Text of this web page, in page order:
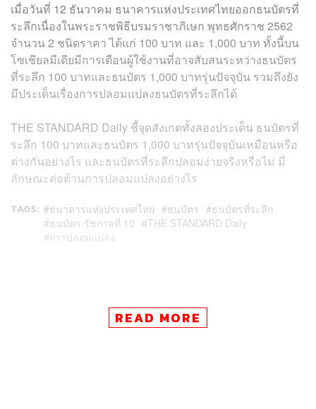
เมื่อวันที่ 12 ธันวาคม ธนาคารแห่งประเทศไทยออกธนบัตรที่
ระลึกเนื่องในพระราชพิธีบรมราชาภิเษก พุทธศักราช 2562
จำนวน 2 ชนิดราคา ได้แก่ 100 บาท และ 1,000 บาท ทั้งนี้บน
โซเชียลมีเดียมีการเตือนผู้ใช้งานที่อาจสับสนระหว่างธนบัตร
ที่ระลึก 100 บาทและธนบัตร 1,000 บาทรุ่นปัจจุบัน รวมถึงยัง
มีประเด็นเรื่องการปลอมแปลงธนบัตรที่ระลึกได้
THE STANDARD Daily ชี้จุดสังเกตทั้งสองประเด็น ธนบัตรที่
ระลึก 100 บาทและธนบัตร 1,000 บาทรุ่นปัจจุบันเหมือนหรือ
ต่างกันอย่างไร และธนบัตรที่ระลึกปลอมง่ายจริงหรือไม่ มี
ลักษณะต่อต้านการปลอมแปลงอย่างไร
TAGS: ธนาคารแห่งประเทศไทย ธนบัตร
ธนบัตรที่ระลึก
ธนบัตร รัชกาลที่ 10
THE STANDARD Daily
การปลอมแปลง
READ MORE